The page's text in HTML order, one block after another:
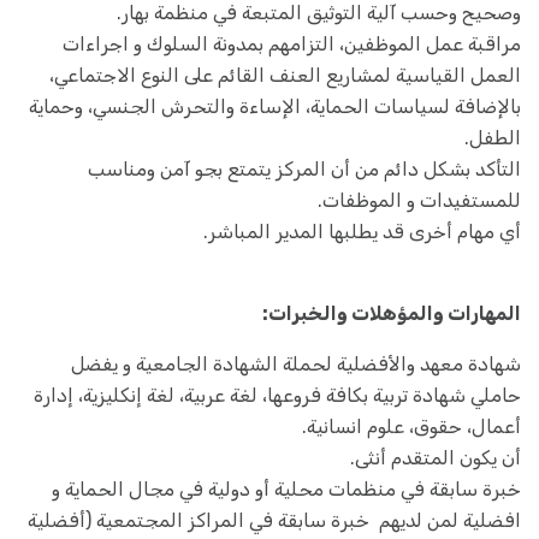
وصحيح وحسب آلية التوثيق المتبعة في منظمة بهار.
مراقبة عمل الموظفين، التزامهم بمدونة السلوك و اجراءات
العمل القياسية لمشاريع العنف القائم على النوع الاجتماعي،
بالإضافة لسياسات الحماية، الإساءة والتحرش الجنسي، وحماية
الطفل.
التأكد بشكل دائم من أن المركز يتمتع بجو آمن ومناسب
للمستفيدات و الموظفات.
أي مهام أخرى قد يطلبها المدير المباشر.
المهارات والمؤهلات والخبرات:
شهادة معهد والأفضلية لحملة الشهادة الجامعية و يفضل
حاملي شهادة تربية بكافة فروعها، لغة عربية، لغة إنكليزية، إدارة
أعمال، حقوق، علوم انسانية.
أن يكون المتقدم أنثى.
خبرة سابقة في منظمات محلية أو دولية في مجال الحماية و
افضلية لمن لديهم خبرة سابقة في المراكز المجتمعية (أفضلية